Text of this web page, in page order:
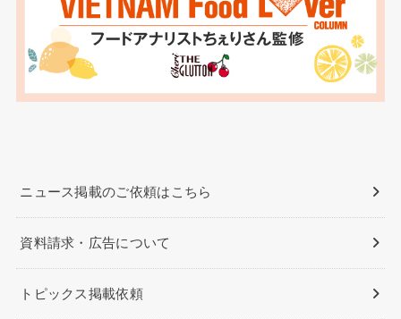
ニュース掲載のご依頼はこちら
資料請求・広告について
トピックス掲載依頼